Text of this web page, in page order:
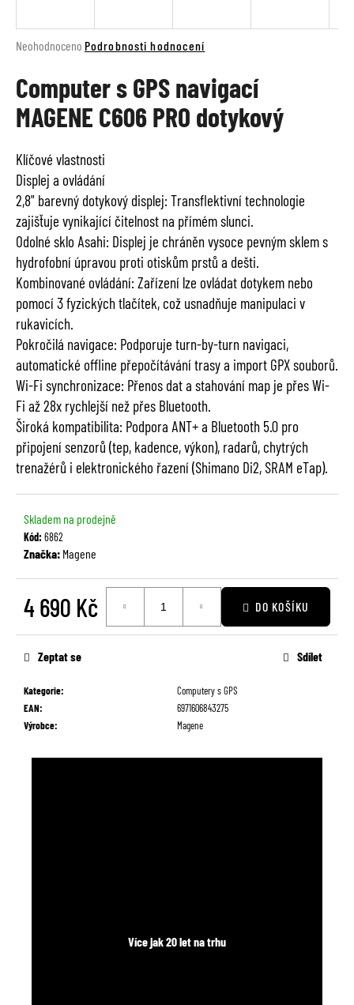
Průměrné
produktu
je
0,0
z
hvězdiček.
Neohodnoceno Podrobnosti hodnocení
Computer s GPS navigací
MAGENE C606 PRO dotykový
Klíčové vlastnosti
Displej a ovládání
2,8" barevný dotykový displej: Transflektivní technologie
zajišťuje vynikající čitelnost na přímém slunci.
Odolné sklo Asahi: Displej je chráněn vysoce pevným sklem s
hydrofobní úpravou proti otiskům prstů a dešti.
Kombinované ovládání: Zařízení lze ovládat dotykem nebo
pomocí 3 fyzických tlačítek, což usnadňuje manipulaci v
rukavicích.
Pokročilá navigace: Podporuje turn-by-turn navigaci,
automatické offline přepočítávání trasy a import GPX souborů.
Wi-Fi synchronizace: Přenos dat a stahování map je přes Wi-
Fi až 28x rychlejší než přes Bluetooth.
Široká kompatibilita: Podpora ANT+ a Bluetooth 5.0 pro
připojení senzorů (tep, kadence, výkon), radarů, chytrých
trenažérů i elektronického řazení (Shimano Di2, SRAM eTap).
Skladem na prodejně
Kód:6862
Značka: Magene
4 690 Kč DO KOŠÍKU
Kategorie:
Computery s GPS
EAN:
6971606843275
Výrobce: Magene
Zeptat se Sdílet
Více jak 20 let na trhu
j
t
?
HLEDAT
D
o
p
o
r
u
č
u
j
e
m
e